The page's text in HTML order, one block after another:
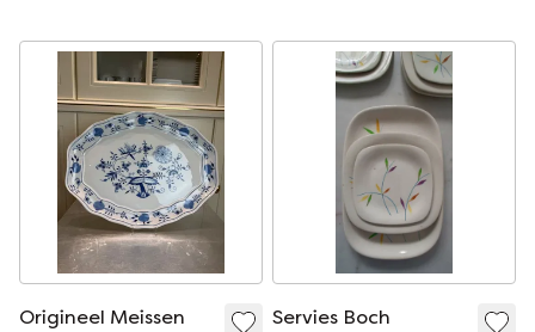
Origineel Meissen Servies Boch